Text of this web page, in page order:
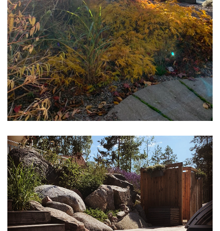
ÖVRIGA TJÄNSTER
Och mycket annat!
LÄS MER